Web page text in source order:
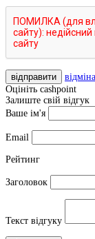
відправити
відміна
Оцініть cashpoint
Залиште свій відгук
Ваше ім'я
Email
Рейтинг
Заголовок
Текст відгуку